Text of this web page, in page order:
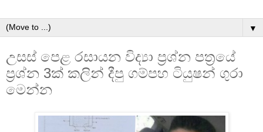
▼
උසස් පෙළ රසායන විද්‍යා ප්‍රශ්න පත්‍රයේ
ප්‍රශ්න 3ක් කලින් දීපු ගම්පහ ටියුෂන් ගුරා
මෙන්න